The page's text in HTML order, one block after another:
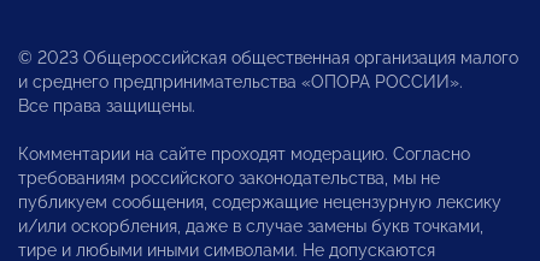
© 2023 Общероссийская общественная организация малого
и среднего предпринимательства «ОПОРА РОССИИ».
Все права защищены.
Комментарии на сайте проходят модерацию. Согласно
требованиям российского законодательства, мы не
публикуем сообщения, содержащие нецензурную лексику
и/или оскорбления, даже в случае замены букв точками,
тире и любыми иными символами. Не допускаются